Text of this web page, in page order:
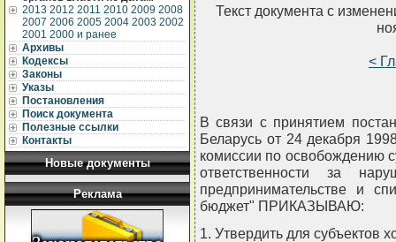
2013 2012 2011 2010 2009 2008
2007 2006 2005 2004 2003 2002
2001 2000 и ранее
Архивы
Кодексы
Законы
Указы
Постановления
Поиск документа
Полезные ссылки
Контакты
Новые документы
Реклама
Текст документа с
<
В связи с принятием
Беларусь от 24 декабря
комиссии по освобождению
ответственности за
предпринимательстве и
бюджет" ПРИКАЗЫВАЮ:
1. Утвердить для субъектов